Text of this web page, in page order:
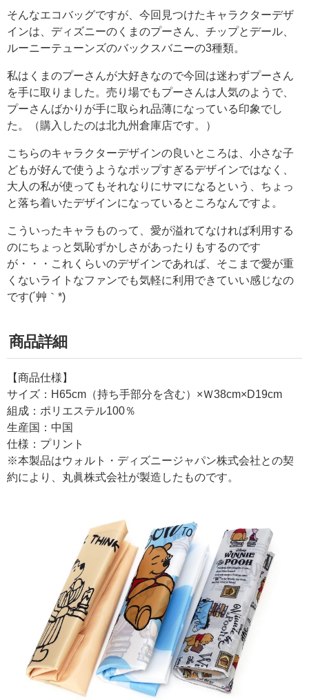
そんなエコバッグですが、今回見つけたキャラクターデザ
インは、ディズニーのくまのプーさん、チップとデール、
ルーニーテューンズのバックスバニーの3種類。
私はくまのプーさんが大好きなので今回は迷わずプーさん
を手に取りました。売り場でもプーさんは人気のようで、
プーさんばかりが手に取られ品薄になっている印象でし
た。（購入したのは北九州倉庫店です。）
こちらのキャラクターデザインの良いところは、小さな子
どもが好んで使うようなポップすぎるデザインではなく、
大人の私が使ってもそれなりにサマになるという、ちょっ
と落ち着いたデザインになっているところなんですよ。
こういったキャラものって、愛が溢れてなければ利用する
のにちょっと気恥ずかしさがあったりもするのです
が・・・これくらいのデザインであれば、そこまで愛が重
くないライトなファンでも気軽に利用できていい感じなの
です(´艸｀*)
商品詳細
【商品仕様】
サイズ：H65cm（持ち手部分を含む）×Ｗ38cm×D19cm
組成：ポリエステル100％
生産国：中国
仕様：プリント
※本製品はウォルト・ディズニージャパン株式会社との契
約により、丸眞株式会社が製造したものです。